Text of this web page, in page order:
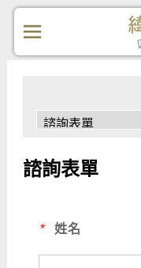
諮詢表單
* 姓名